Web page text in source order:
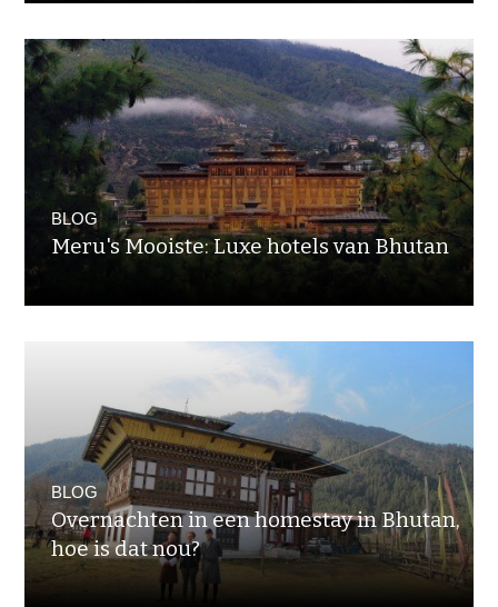
BLOG
Meru's Mooiste: Luxe hotels van Bhutan
BLOG
Overnachten in een homestay in Bhutan,
hoe is dat nou?